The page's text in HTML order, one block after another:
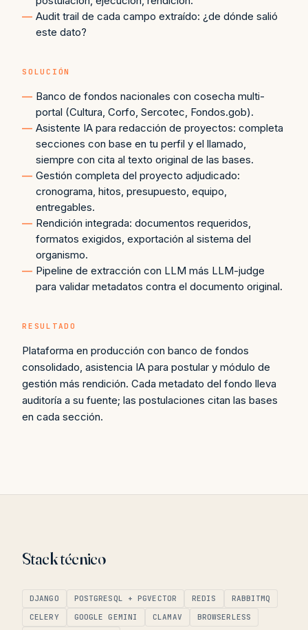
Audit trail de cada campo extraído: ¿de dónde salió
este dato?
SOLUCIÓN
Banco de fondos nacionales con cosecha multi-
portal (Cultura, Corfo, Sercotec, Fondos.gob).
Asistente IA para redacción de proyectos: completa
secciones con base en tu perfil y el llamado,
siempre con cita al texto original de las bases.
Gestión completa del proyecto adjudicado:
cronograma, hitos, presupuesto, equipo,
entregables.
Rendición integrada: documentos requeridos,
formatos exigidos, exportación al sistema del
organismo.
Pipeline de extracción con LLM más LLM-judge
para validar metadatos contra el documento original.
RESULTADO
Plataforma en producción con banco de fondos
consolidado, asistencia IA para postular y módulo de
gestión más rendición. Cada metadato del fondo lleva
auditoría a su fuente; las postulaciones citan las bases
en cada sección.
Stack técnico
DJANGO POSTGRESQL + PGVECTOR REDIS
RABBITMQ
CELERY
GOOGLE GEMINI CLAMAV BROWSERLESS